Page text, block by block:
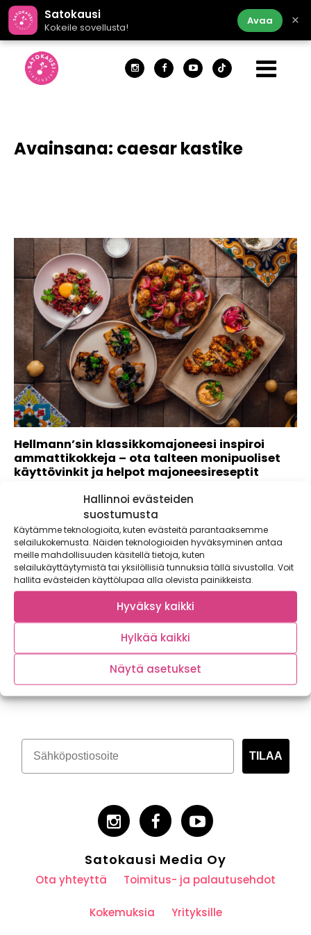
Hallinnoi evästeiden
suostumusta
Käytämme teknologioita, kuten evästeitä parantaaksemme
selailukokemusta. Näiden teknologioiden hyväksyminen antaa
meille mahdollisuuden käsitellä tietoja, kuten
selailukäyttäytymistä tai yksilöllisiä tunnuksia tällä sivustolla. Voit
hallita evästeiden käyttölupaa alla olevista painikkeista.
Hyväksy kaikki
Hylkää kaikki
Näytä asetukset
Satokausi
Kokeile sovellusta!
Avaa ×
Avainsana: caesar kastike
Hellmann’sin klassikkomajoneesi inspiroi
ammattikokkeja – ota talteen monipuoliset
käyttövinkit ja helpot majoneesireseptit
Kaupallinen yhteistyö: Hellmann’s Jos luulit, että
majoneesista on vain kastikkeeksi, valmistaudu yllätykseen!
Tilaa kasvispitoinen uutiskirje
TILAA
Satokausi Media Oy
Ota yhteyttä Toimitus- ja palautusehdot
Kokemuksia Yrityksille